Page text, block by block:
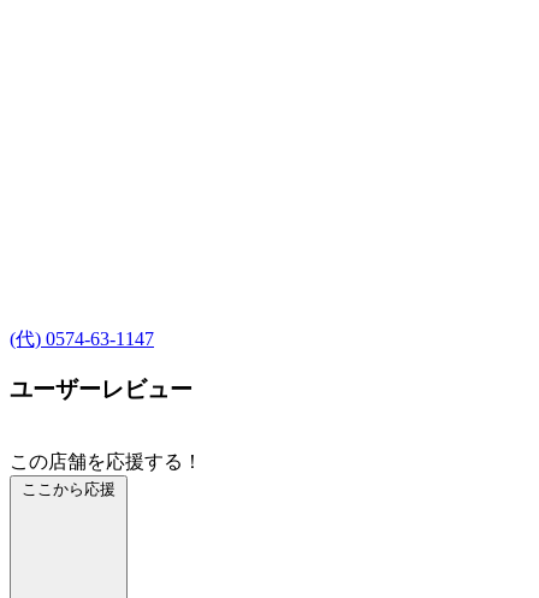
(代) 0574-63-1147
ユーザーレビュー
この店舗を応援する！
ここから応援